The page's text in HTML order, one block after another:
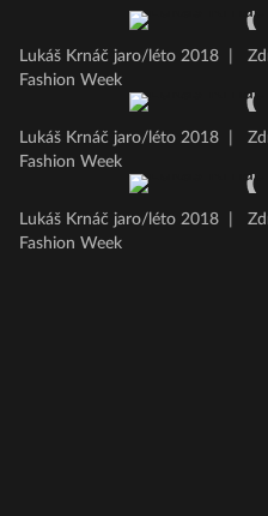
Lukáš Krnáč jaro/léto 2018
Fashion Week
Lukáš Krnáč jaro/léto 2018
Fashion Week
Lukáš Krnáč jaro/léto 2018
Fashion Week